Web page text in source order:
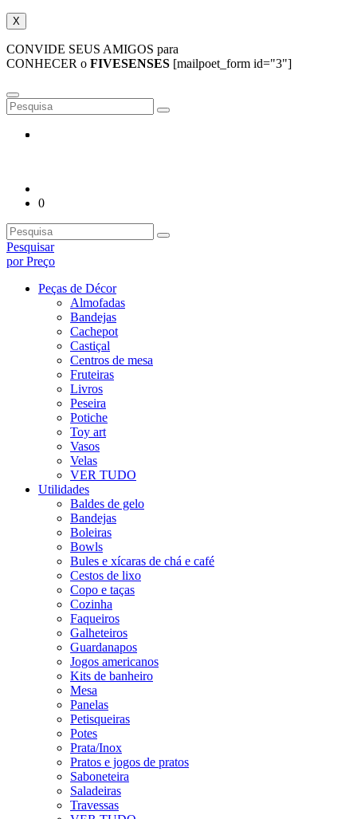
X
CONVIDE SEUS AMIGOS para
CONHECER o FIVESENSES [mailpoet_form id="3"]
0
Pesquisar
por Preço
Peças de Décor
Almofadas
Bandejas
Cachepot
Castiçal
Centros de mesa
Fruteiras
Livros
Peseira
Potiche
Toy art
Vasos
Velas
VER TUDO
Utilidades
Baldes de gelo
Bandejas
Boleiras
Bowls
Bules e xícaras de chá e café
Cestos de lixo
Copo e taças
Cozinha
Faqueiros
Galheteiros
Guardanapos
Jogos americanos
Kits de banheiro
Mesa
Panelas
Petisqueiras
Potes
Prata/Inox
Pratos e jogos de pratos
Saboneteira
Saladeiras
Travessas